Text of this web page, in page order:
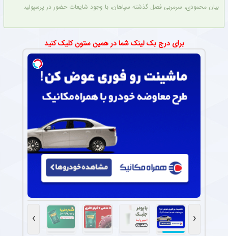
بیان محمودی، سرمربی فصل گذشته سپاهان، با وجود شایعات حضور در پرسپولیس،
برای درج بک لینک شما در همین ستون کلیک کنید
‹
›